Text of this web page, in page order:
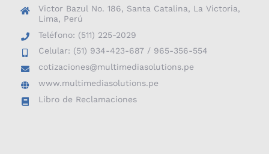
Victor Bazul No. 186, Santa Catalina, La Victoria,
Lima, Perú
Teléfono: (511) 225-2029
Celular: (51) 934-423-687 / 965-356-554
cotizaciones@multimediasolutions.pe
www.multimediasolutions.pe
Libro de Reclamaciones